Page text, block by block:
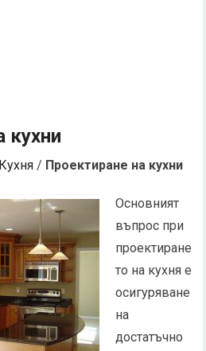
кухни
Кухня / Проектиране на кухни
Основният
въпрос при
проектиране
то на кухня е
осигуряване
на
достатъчно